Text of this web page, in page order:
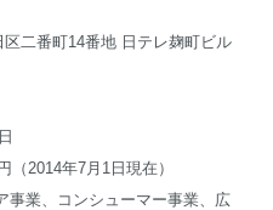
町14番地 日テレ麹町ビル
年7月1日現在）
、コンシューマー事業、広